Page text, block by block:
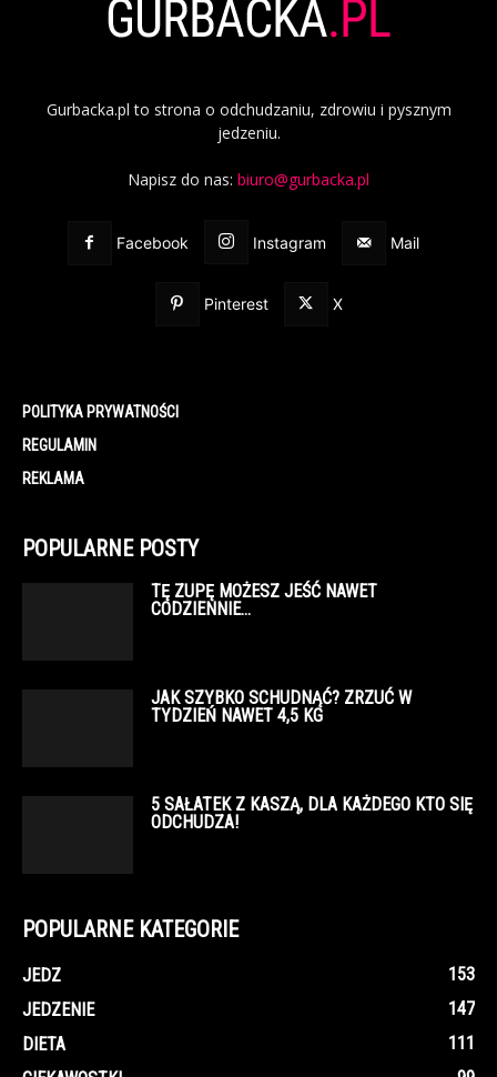
Gurbacka.pl to strona o odchudzaniu, zdrowiu i pysznym
jedzeniu.
Napisz do nas: biuro@gurbacka.pl
Facebook Instagram Mail
Pinterest X
POLITYKA PRYWATNOŚCI
REGULAMIN
REKLAMA
POPULARNE POSTY
TĘ ZUPĘ MOŻESZ JEŚĆ NAWET
CODZIENNIE…
JAK SZYBKO SCHUDNĄĆ? ZRZUĆ W
TYDZIEŃ NAWET 4,5 KG
5 SAŁATEK Z KASZĄ, DLA KAŻDEGO KTO SIĘ
ODCHUDZA!
POPULARNE KATEGORIE
JEDZ
153
JEDZENIE
147
DIETA
111